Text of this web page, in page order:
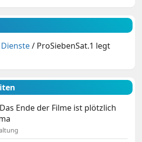
Dienste/ ProSiebenSat.1 legt
Ende der Filme ist plötzlich